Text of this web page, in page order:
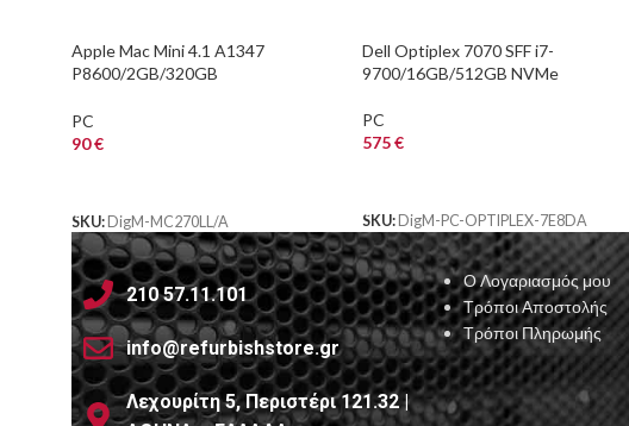
Apple Mac Mini 4.1 A1347
P8600/2GB/320GB
PC
90€
SKU: DigM-MC270LL/A
Dell Optiplex 7070 SFF i7-
9700/16GB/512GB NVMe
PC
575€
SKU: DigM-PC-OPTIPLEX-7E8DA
210 57.11.101
info@refurbishstore.gr
Λεχουρίτη 5, Περιστέρι 121.32 |
Ο Λογαριασμός μου
Τρόποι Αποστολής
Τρόποι Πληρωμής